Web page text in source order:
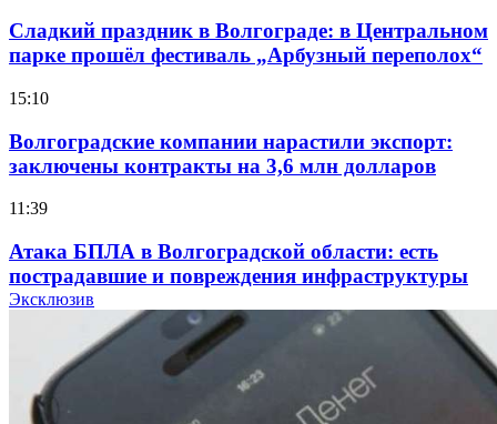
Сладкий праздник в Волгограде: в Центральном
парке прошёл фестиваль „Арбузный переполох“
15:10
Волгоградские компании нарастили экспорт:
заключены контракты на 3,6 млн долларов
11:39
Атака БПЛА в Волгоградской области: есть
пострадавшие и повреждения инфраструктуры
Волгоградские вузы в топе зарплатного
рейтинга: ВолгГТУ и ВолгГМУ вошли в топ‑15
для химической отрасли и фармацевтики
Эксклюзив